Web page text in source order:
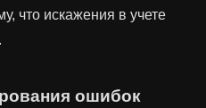
что искажения в учете
ошибок